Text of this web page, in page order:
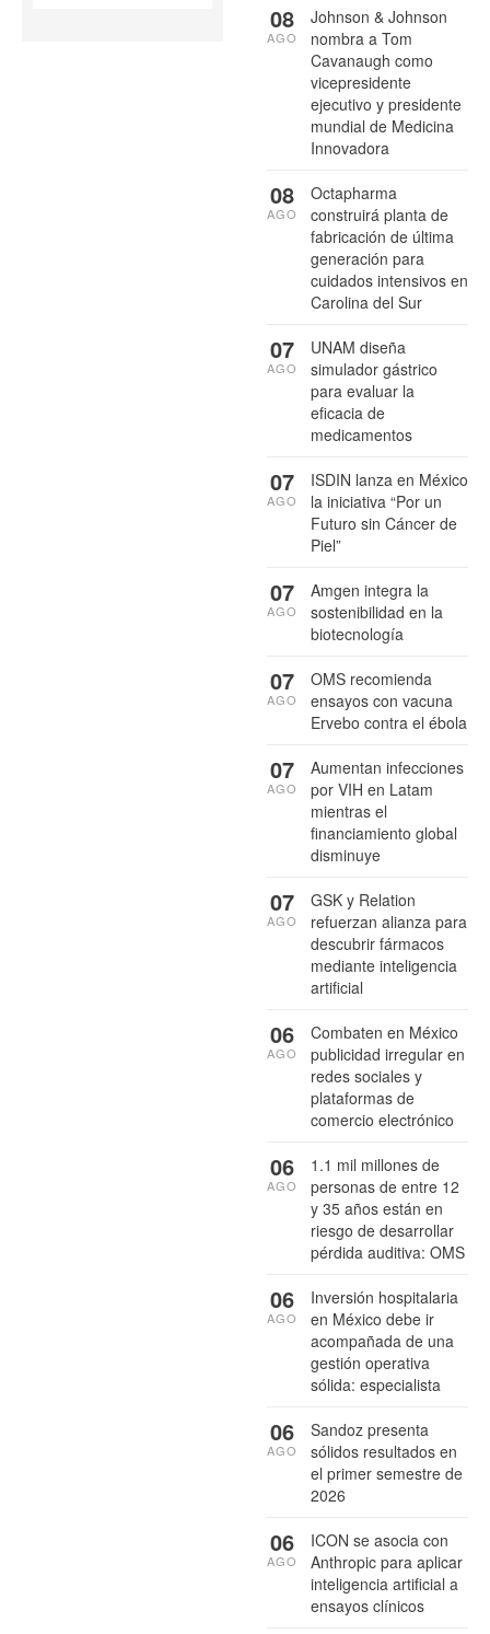
Johnson & Johnson
nombra a Tom
Cavanaugh como
vicepresidente
ejecutivo y presidente
mundial de Medicina
Innovadora
08
AGO
Octapharma
construirá planta de
fabricación de última
generación para
cuidados intensivos en
Carolina del Sur
08
AGO
UNAM diseña
simulador gástrico
para evaluar la
eficacia de
medicamentos
07
AGO
ISDIN lanza en México
la iniciativa “Por un
Futuro sin Cáncer de
Piel”
07
AGO
Amgen integra la
sostenibilidad en la
biotecnología
07
AGO
OMS recomienda
ensayos con vacuna
Ervebo contra el ébola
07
AGO
Aumentan infecciones
por VIH en Latam
mientras el
financiamiento global
disminuye
07
AGO
GSK y Relation
refuerzan alianza para
descubrir fármacos
mediante inteligencia
artificial
07
AGO
Combaten en México
publicidad irregular en
redes sociales y
plataformas de
comercio electrónico
06
AGO
1.1 mil millones de
personas de entre 12
y 35 años están en
riesgo de desarrollar
pérdida auditiva: OMS
06
AGO
Inversión hospitalaria
en México debe ir
acompañada de una
gestión operativa
sólida: especialista
06
AGO
Sandoz presenta
sólidos resultados en
el primer semestre de
2026
06
AGO
ICON se asocia con
Anthropic para aplicar
inteligencia artificial a
ensayos clínicos
06
AGO